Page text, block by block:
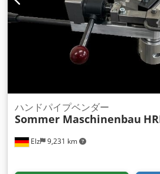
Elz 9,231 km
ハンドパイプベンダー
Sommer Maschinenbau